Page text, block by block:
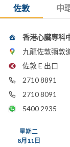
佐敦 中
香港心臟專科
九龍佐敦彌敦
佐敦 E 出口
2710 8891
2710 8091
5400 2935
星期二
8月11日